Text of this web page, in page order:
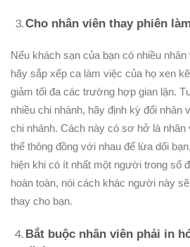
Cho nhân viên thay phiên
Nếu khách sạn của bạn có nhiều
hãy sắp xếp ca làm việc của họ xen
giảm tối đa các trường hợp gian lận.
nhiều chi nhánh, hãy định kỳ đổi nhân
chi nhánh. Cách này có sơ hở là nhân
thể thông đồng với nhau để lừa dối
hiện khi có ít nhất một người trong số
hoàn toàn, nói cách khác người này
thay cho bạn.
Bắt buộc nhân viên phải in